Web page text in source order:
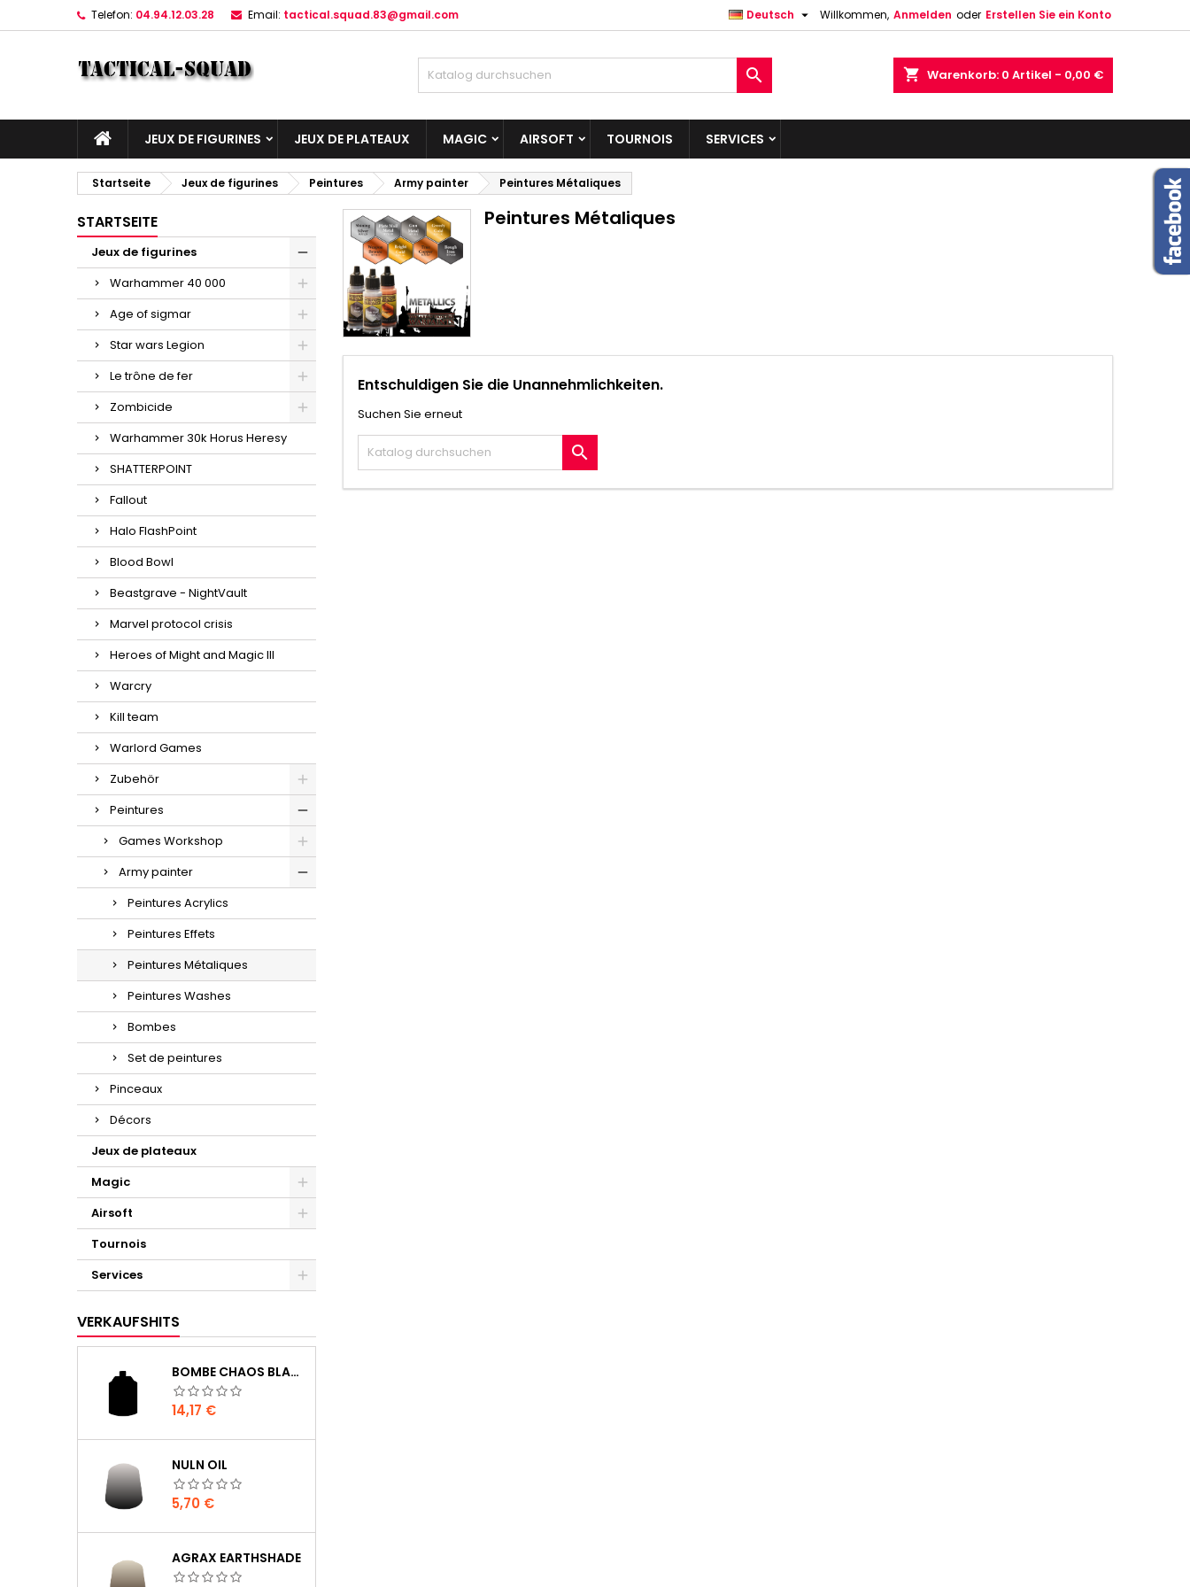
Telefon: 04.94.12.03.28 Email: tactical.squad.83@gmail.com Willkommen, Anmelden oder Erstellen Sie ein Konto
Deutsch 
shopping_cart Warenkorb: 0 Artikel - 0,00 €

JEUX DE FIGURINES JEUX DE PLATEAUX MAGIC AIRSOFT TOURNOIS SERVICES
Startseite Jeux de figurines Peintures Army painter Peintures Métaliques
STARTSEITE
Jeux de figurines
Warhammer 40 000
Age of sigmar
Star wars Legion
Le trône de fer
Zombicide
Warhammer 30k Horus Heresy
SHATTERPOINT
Fallout
Halo FlashPoint
Blood Bowl
Beastgrave - NightVault
Marvel protocol crisis
Heroes of Might and Magic III
Warcry
Kill team
Warlord Games
Zubehör
Peintures
Games Workshop
Army painter
Peintures Acrylics
Peintures Effets
Peintures Métaliques
Peintures Washes
Bombes
Set de peintures
Pinceaux
Décors
Jeux de plateaux
Magic
Airsoft
Tournois
Services
VERKAUFSHITS
BOMBE CHAOS BLACK
Preis
14,17 €
NULN OIL
Preis
5,70 €
AGRAX EARTHSHADE
Peintures Métaliques
Entschuldigen Sie die Unannehmlichkeiten.
Suchen Sie erneut
